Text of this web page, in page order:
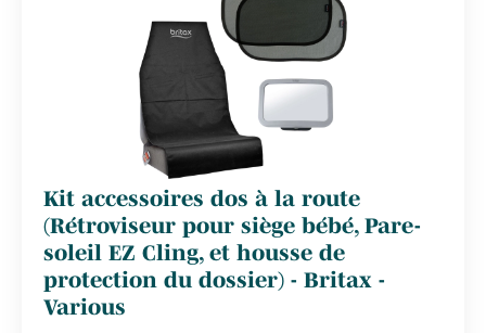
Kit accessoires dos à la route
(Rétroviseur pour siège bébé, Pare-
soleil EZ Cling, et housse de
protection du dossier) - Britax -
Various